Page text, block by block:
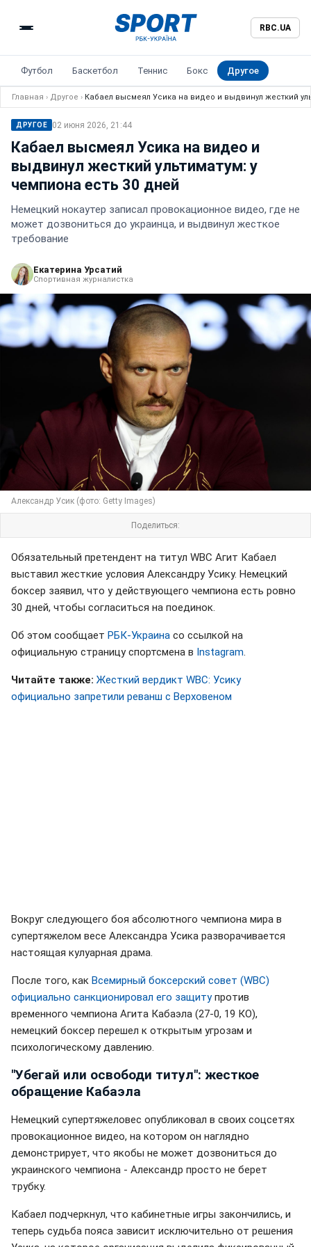
RBC.UA
Футбол Баскетбол Теннис Бокс Другое
Главная › Другое › Кабаел высмеял Усика на видео и выдвинул жесткий
ДРУГОЕ 02 июня 2026, 21:44
Кабаел высмеял Усика на видео и
выдвинул жесткий ультиматум: у
чемпиона есть 30 дней
Немецкий нокаутер записал провокационное видео, где не
может дозвониться до украинца, и выдвинул жесткое
требование
Екатерина Урсатий
Спортивная журналистка
Александр Усик (фото: Getty Images)
Поделиться:
Обязательный претендент на титул WBC Агит Кабаел
выставил жесткие условия Александру Усику. Немецкий
боксер заявил, что у действующего чемпиона есть ровно
30 дней, чтобы согласиться на поединок.
Об этом сообщает РБК-Украина со ссылкой на
официальную страницу спортсмена в Instagram
Читайте также: Жесткий вердикт WBC: Усику
официально запретили реванш с Верховеном
Вокруг следующего боя абсолютного чемпиона мира в
супертяжелом весе Александра Усика разворачивается
настоящая кулуарная драма.
После того, как Всемирный боксерский совет (WBC)
официально санкционировал его защитупротив
временного чемпиона Агита Кабаэла (27-0, 19 КО),
немецкий боксер перешел к открытым угрозам и
психологическому давлению.
"Убегай или освободи титул": жесткое
обращение Кабаэла
Немецкий супертяжеловес опубликовал в своих соцсетях
провокационное видео, на котором он наглядно
демонстрирует, что якобы не может дозвониться до
украинского чемпиона - Александр просто не берет
трубку.
Кабаел подчеркнул, что кабинетные игры закончились, и
теперь судьба пояса зависит исключительно от решения